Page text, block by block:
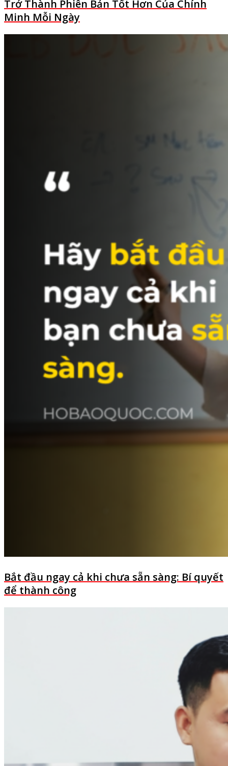
Trở Thành Phiên Bản Tốt Hơn Của Chính
Minh Mỗi Ngày
Bắt đầu ngay cả khi chưa sẵn sàng: Bí quyết
để thành công